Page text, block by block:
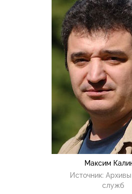
Максим
Источник:
служб